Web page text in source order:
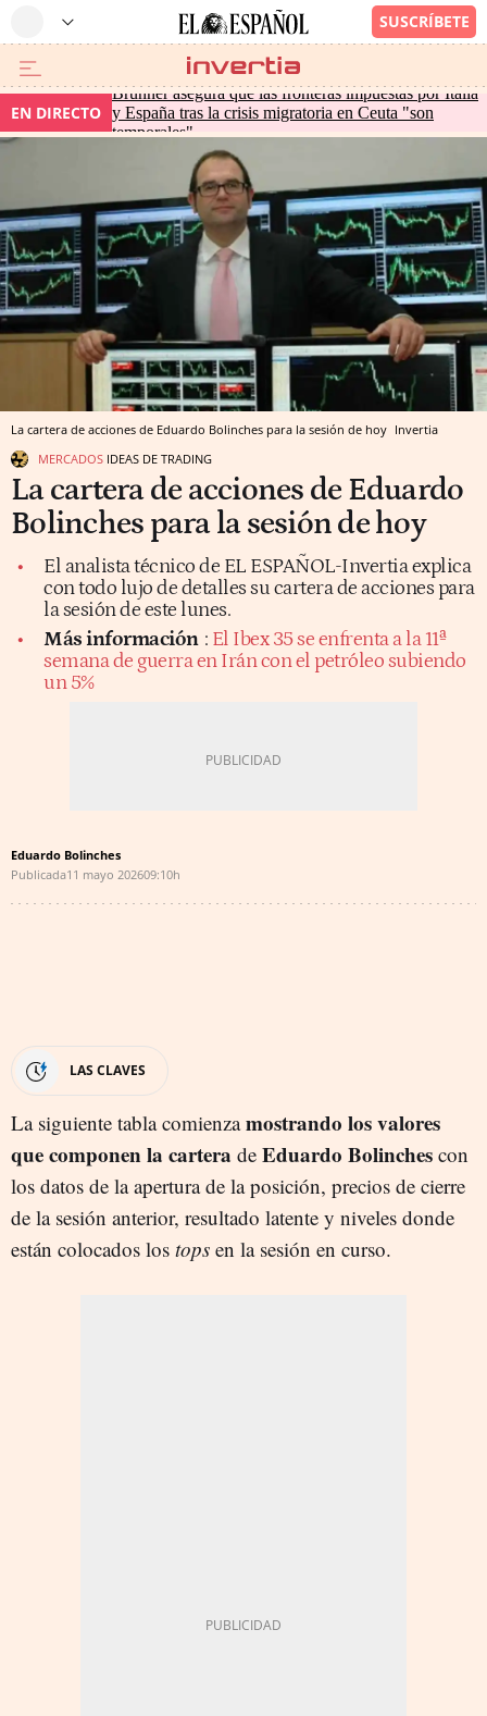
EN DIRECTO
Brunner asegura que las fronteras impuestas por Italia
y España tras la crisis migratoria en Ceuta "son
temporales"
La cartera de acciones de Eduardo Bolinches para la sesión de hoy Invertia
MERCADOS IDEAS DE TRADING
La cartera de acciones de Eduardo
Bolinches para la sesión de hoy
El analista técnico de EL ESPAÑOL-Invertia explica
con todo lujo de detalles su cartera de acciones para
la sesión de este lunes.
Más información : El Ibex 35 se enfrenta a la 11ª
semana de guerra en Irán con el petróleo subiendo
un 5%
Eduardo Bolinches
Publicada11 mayo 202609:10h
LAS CLAVES
La siguiente tabla comienzamostrando los valores
que componen la cartera de Eduardo Bolinches con
los datos de la apertura de la posición, precios de cierre
de la sesión anterior, resultado latente y niveles donde
están colocados los tops en la sesión en curso.